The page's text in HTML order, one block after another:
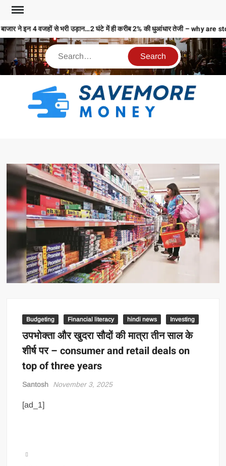
ने इन 4 वजहों से भरी उड़ान…2 घंटे में ही करीब 2% की धुआंधार तेजी – why
Budgeting Financial literacy hindi news Investing
उपभोक्ता और खुदरा सौदों की मात्रा तीन साल के
शीर्ष पर – consumer and retail deals on
top of three years
Santosh November 3, 2025
[ad_1]